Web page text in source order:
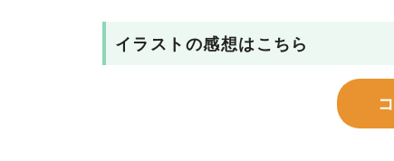
イラストの感想はこちら